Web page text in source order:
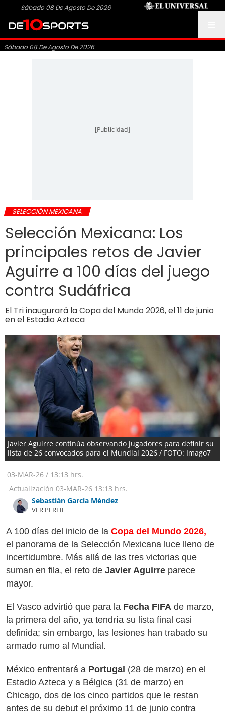
Sábado 08 De Agosto De 2026
Sábado 08 De Agosto De 2026
[Publicidad]
SELECCIÓN MEXICANA
Selección Mexicana: Los
principales retos de Javier
Aguirre a 100 días del juego
contra Sudáfrica
El Tri inaugurará la Copa del Mundo 2026, el 11 de junio
en el Estadio Azteca
Javier Aguirre continúa observando jugadores para definir su
lista de 26 convocados para el Mundial 2026 / FOTO: Imago7
03-MAR-26 / 13:13 hrs.
Actualización 03-MAR-26 13:13 hrs.
Sebastián García Méndez
VER PERFIL
A 100 días del inicio de la Copa del Mundo 2026,
el panorama de la Selección Mexicana luce lleno de
incertidumbre. Más allá de las tres victorias que
suman en fila, el reto de Javier Aguirre parece
mayor.
El Vasco advirtió que para la Fecha FIFA de marzo,
la primera del año, ya tendría su lista final casi
definida; sin embargo, las lesiones han trabado su
armado rumo al Mundial.
México enfrentará a Portugal (28 de marzo) en el
Estadio Azteca y a Bélgica (31 de marzo) en
Chicago, dos de los cinco partidos que le restan
antes de su debut el próximo 11 de junio contra